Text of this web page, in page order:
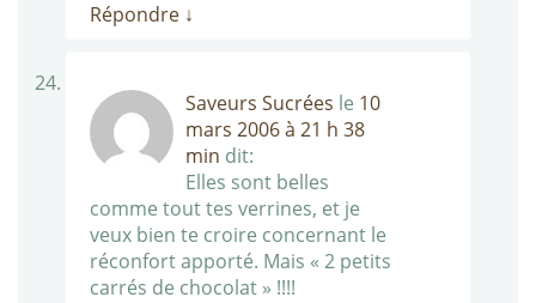
Répondre ↓
Saveurs Sucrées le 10
mars 2006 à 21 h 38
min dit:
Elles sont belles
comme tout tes verrines, et je
veux bien te croire concernant le
réconfort apporté. Mais « 2 petits
carrés de chocolat » !!!!